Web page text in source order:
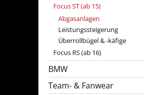
Focus ST (ab 15)
Abgasanlagen
Leistungssteigerung
Überrollbügel & -käfige
Focus RS (ab 16)
BMW
Team- & Fanwear